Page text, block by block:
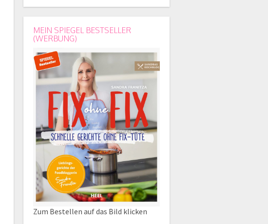
MEIN SPIEGEL BESTSELLER
(WERBUNG)
Zum Bestellen auf das Bild klicken